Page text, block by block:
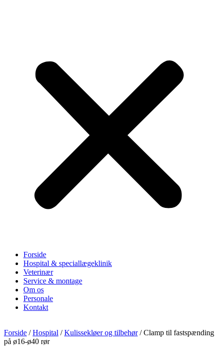
Forside
Hospital & speciallægeklinik
Veterinær
Service & montage
Om os
Personale
Kontakt
Forside /Hospital /Kulissekløer og tilbehør/ Clamp til fastspænding
på ø16-ø40 rør